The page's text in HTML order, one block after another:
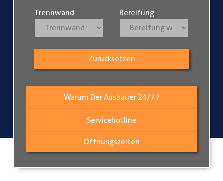
Warum Der Ausbauer 24/7 ?
Servicehotline
Öffnungszeiten
Trennwand Bereifung
Zurücksetzen